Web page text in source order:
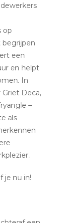
op
begrijpen
een
en helpt
In
Deca,
–
als
je nu in!